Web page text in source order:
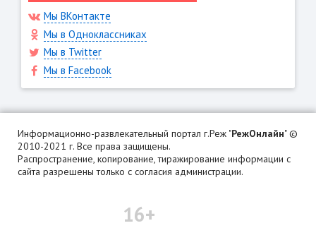
Мы ВКонтакте
Мы в Одноклассниках
Мы в Twitter
Мы в Facebook
Информационно-развлекательный портал г.Реж "РежОнлайн" ©
2010-2021 г. Все права защищены.
Распространение, копирование, тиражирование информации с
сайта разрешены только с согласия администрации.
16+